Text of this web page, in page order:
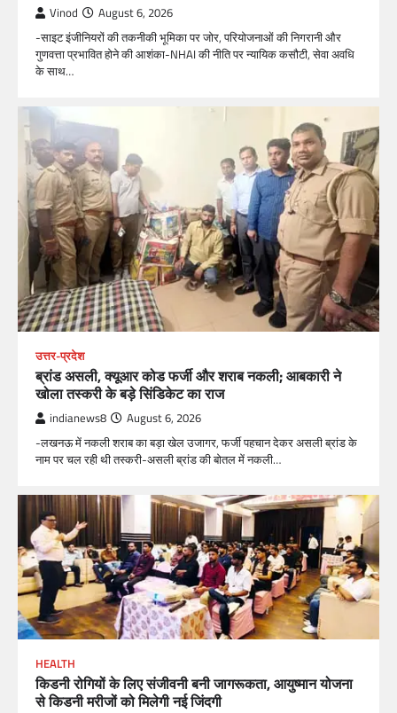
Vinod August 6, 2026
-साइट इंजीनियरों की तकनीकी भूमिका पर जोर, परियोजनाओं की निगरानी और
गुणवत्ता प्रभावित होने की आशंका-NHAI की नीति पर न्यायिक कसौटी, सेवा अवधि
के साथ…
उत्तर-प्रदेश
ब्रांड असली, क्यूआर कोड फर्जी और शराब नकली; आबकारी ने
खोला तस्करी के बड़े सिंडिकेट का राज
indianews8 August 6, 2026
-लखनऊ में नकली शराब का बड़ा खेल उजागर, फर्जी पहचान देकर असली ब्रांड के
नाम पर चल रही थी तस्करी-असली ब्रांड की बोतल में नकली…
HEALTH
किडनी रोगियों के लिए संजीवनी बनी जागरूकता, आयुष्मान योजना
से किडनी मरीजों को मिलेगी नई जिंदगी